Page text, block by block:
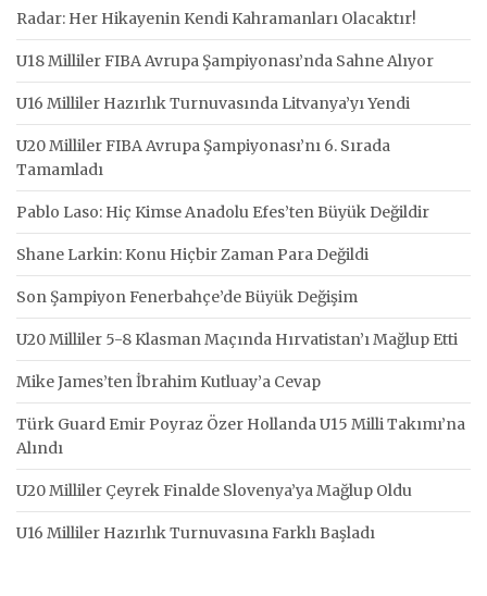
Radar: Her Hikayenin Kendi Kahramanları Olacaktır!
U18 Milliler FIBA Avrupa Şampiyonası’nda Sahne Alıyor
U16 Milliler Hazırlık Turnuvasında Litvanya’yı Yendi
U20 Milliler FIBA Avrupa Şampiyonası’nı 6. Sırada
Tamamladı
Pablo Laso: Hiç Kimse Anadolu Efes’ten Büyük Değildir
Shane Larkin: Konu Hiçbir Zaman Para Değildi
Son Şampiyon Fenerbahçe’de Büyük Değişim
U20 Milliler 5-8 Klasman Maçında Hırvatistan’ı Mağlup Etti
Mike James’ten İbrahim Kutluay’a Cevap
Türk Guard Emir Poyraz Özer Hollanda U15 Milli Takımı’na
Alındı
U20 Milliler Çeyrek Finalde Slovenya’ya Mağlup Oldu
U16 Milliler Hazırlık Turnuvasına Farklı Başladı